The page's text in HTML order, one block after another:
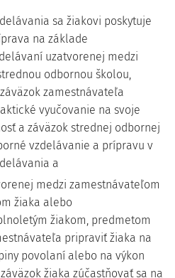
sa žiakovi poskytuje
na základe
uzatvorenej medzi
odbornou školou,
zamestnávateľa
vyučovanie na svoje
a záväzok strednej odbornej
vzdelávanie a prípravu v
a
medzi zamestnávateľom
žiaka alebo
žiakom, predmetom
pripraviť žiaka na
povolaní alebo na výkon
žiaka zúčastňovať sa na